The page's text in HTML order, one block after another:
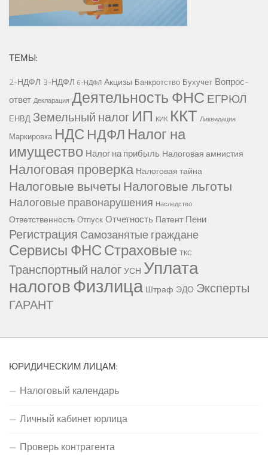
ТЕМЫ:
2-НДФЛ 3-НДФЛ 6-НДФЛ Акцизы Банкротство Бухучет Вопрос-
ответ Декларация Деятельность ФНС ЕГРЮЛ
ЕНВД Земельный налог ИП КИК ККТ Ликвидация
Маркировка НДС НДФЛ Налог на
имущество Налог на прибыль Налоговая амнистия
Налоговая проверка Налоговая тайна
Налоговые вычетыНалоговые льготы
Налоговые правонарушения Наследство
Ответственность Отпуск Отчетность Патент Пени
Регистрация Самозанятые граждане
Сервисы ФНССтраховые ТКС
Транспортный налогУСН Уплата
налоговФизлица Штраф ЭДО Эксперты
ГАРАНТ
ЮРИДИЧЕСКИМ ЛИЦАМ:
Налоговый календарь
Личный кабинет юрлица
Проверь контрагента